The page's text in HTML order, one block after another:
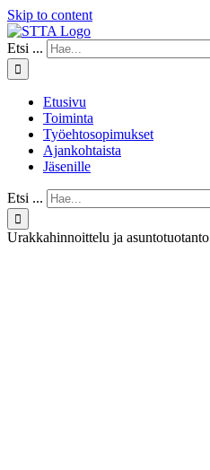
Skip to content
Etsi ...
Etusivu
Toiminta
Työehtosopimukset
Ajankohtaista
Jäsenille
Etsi ...
Urakkahinnoittelu ja asuntotuotanto